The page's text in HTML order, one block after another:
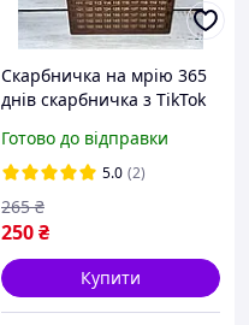
Скарбничка на мрію 365
днів скарбничка з TikTok
скарбничка для грошей
скарбничка дерев'яна
Готово до відправки
5.0 (2)
250₴
265 ₴
Купити